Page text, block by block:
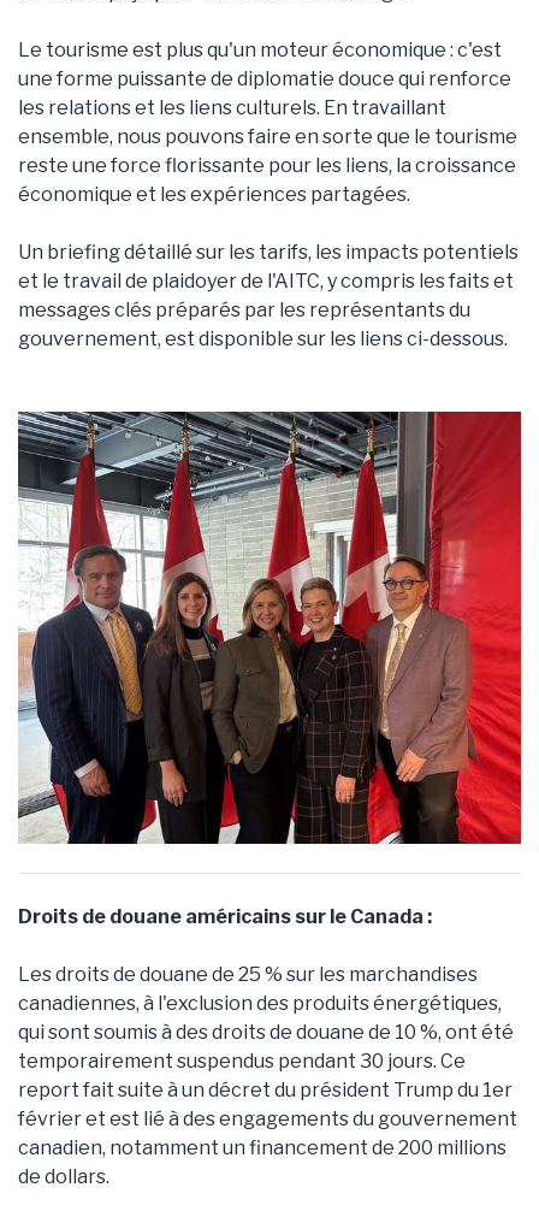
Le tourisme est plus qu'un moteur économique : c'est
une forme puissante de diplomatie douce qui renforce
les relations et les liens culturels. En travaillant
ensemble, nous pouvons faire en sorte que le tourisme
reste une force florissante pour les liens, la croissance
économique et les expériences partagées.
Un briefing détaillé sur les tarifs, les impacts potentiels
et le travail de plaidoyer de l'AITC, y compris les faits et
messages clés préparés par les représentants du
gouvernement, est disponible sur les liens ci-dessous.
Droits de douane américains sur le Canada :
Les droits de douane de 25 % sur les marchandises
canadiennes, à l'exclusion des produits énergétiques,
qui sont soumis à des droits de douane de 10 %, ont été
temporairement suspendus pendant 30 jours. Ce
report fait suite à un décret du président Trump du 1er
février et est lié à des engagements du gouvernement
canadien, notamment un financement de 200 millions
de dollars.